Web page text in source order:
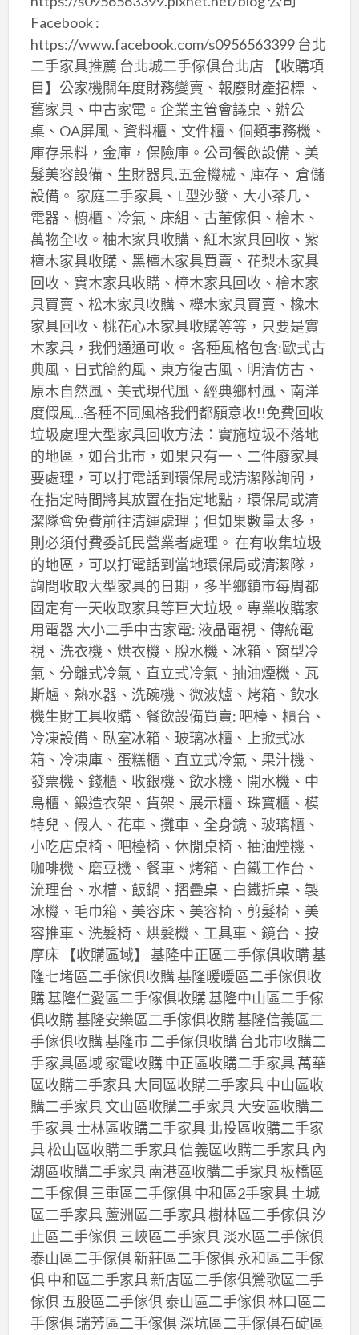
Facebook :
https://www.facebook.com/s0956563399 台北
二手家具推薦 台北城二手傢俱台北店 【收購項
目】公家機關年度財務變賣、報廢財產招標 、
舊家具、中古家電。企業主管會議桌、辦公
桌、OA屏風、資料櫃、文件櫃、個類事務機、
庫存呆料，金庫，保險庫。公司餐飲設備、美
髮美容設備、生財器具,五金機械、庫存、 倉儲
設備。 家庭二手家具、L型沙發、大小茶几、
電器、櫥櫃、冷氣、床組、古董傢俱、檜木、
萬物全收。柚木家具收購、紅木家具回收、紫
檀木家具收購、黑檀木家具買賣、花梨木家具
回收、實木家具收購、樟木家具回收、檜木家
具買賣、松木家具收購、櫸木家具買賣、橡木
家具回收、桃花心木家具收購等等，只要是實
木家具，我們通通可收。 各種風格包含:歐式古
典風、日式簡約風、東方復古風、明清仿古、
原木自然風、美式現代風、經典鄉村風、南洋
度假風...各種不同風格我們都願意收!!免費回收
垃圾處理大型家具回收方法：實施垃圾不落地
的地區，如台北市，如果只有一、二件廢家具
要處理，可以打電話到環保局或清潔隊詢問，
在指定時間將其放置在指定地點，環保局或清
潔隊會免費前往清運處理；但如果數量太多，
則必須付費委託民營業者處理。 在有收集垃圾
的地區，可以打電話到當地環保局或清潔隊，
詢問收取大型家具的日期，多半鄉鎮市每周都
固定有一天收取家具等巨大垃圾。專業收購家
用電器 大小二手中古家電: 液晶電視、傳統電
視、洗衣機、烘衣機、脫水機、冰箱、窗型冷
氣、分離式冷氣、直立式冷氣、抽油煙機、瓦
斯爐、熱水器、洗碗機、微波爐、烤箱、飲水
機生財工具收購、餐飲設備買賣: 吧檯、櫃台、
冷凍設備、臥室冰箱、玻璃冰櫃、上掀式冰
箱、冷凍庫、蛋糕櫃、直立式冷氣、果汁機、
發票機、錢櫃、收銀機、飲水機、開水機、中
島櫃、鍛造衣架、貨架、展示櫃、珠寶櫃、模
特兒、假人、花車、攤車、全身鏡、玻璃櫃、
小吃店桌椅、吧檯椅、休閒桌椅、抽油煙機、
咖啡機、磨豆機、餐車、烤箱、白鐵工作台、
流理台、水槽、飯鍋、摺疊桌、白鐵折桌、製
冰機、毛巾箱、美容床、美容椅、剪髮椅、美
容推車、洗髮椅、烘髮機、工具車、鏡台、按
摩床 【收購區域】 基隆中正區二手傢俱收購 基
隆七堵區二手傢俱收購 基隆暖暖區二手傢俱收
購 基隆仁愛區二手傢俱收購 基隆中山區二手傢
俱收購 基隆安樂區二手傢俱收購 基隆信義區二
手傢俱收購 基隆市 二手傢俱收購 台北市收購二
手家具區域 家電收購 中正區收購二手家具 萬華
區收購二手家具 大同區收購二手家具 中山區收
購二手家具 文山區收購二手家具 大安區收購二
手家具 士林區收購二手家具 北投區收購二手家
具 松山區收購二手家具 信義區收購二手家具 內
湖區收購二手家具 南港區收購二手家具 板橋區
二手傢俱 三重區二手傢俱 中和區2手家具 土城
區二手家具 蘆洲區二手家具 樹林區二手傢俱 汐
止區二手傢俱 三峽區二手家具 淡水區二手傢俱
泰山區二手傢俱 新莊區二手傢俱 永和區二手傢
俱 中和區二手家具 新店區二手傢俱鶯歌區二手
傢俱 五股區二手傢俱 泰山區二手傢俱 林口區二
手傢俱 瑞芳區二手傢俱 深坑區二手傢俱石碇區